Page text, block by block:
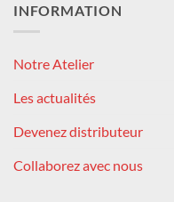
INFORMATION
Notre Atelier
Les actualités
Devenez distributeur
Collaborez avec nous